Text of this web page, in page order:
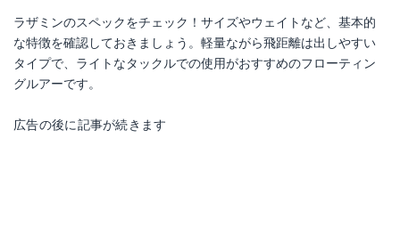
ラザミンのスペックをチェック！サイズやウェイトなど、基本的
な特徴を確認しておきましょう。軽量ながら飛距離は出しやすい
タイプで、ライトなタックルでの使用がおすすめのフローティン
グルアーです。
広告の後に記事が続きます